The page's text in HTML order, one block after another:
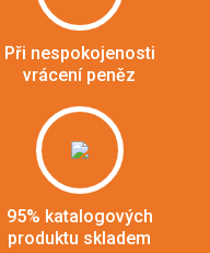
Při nespokojenosti
vrácení peněz
95% katalogových
produktu skladem